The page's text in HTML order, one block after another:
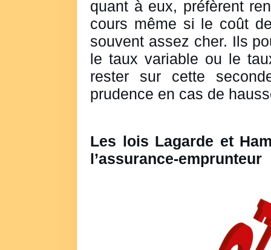
quant à eux, préfèrent
cours même si le coût
souvent assez cher. Ils
le taux variable ou le
rester sur cette
prudence en cas de
Les lois Lagarde et
l’assurance-emprunteur